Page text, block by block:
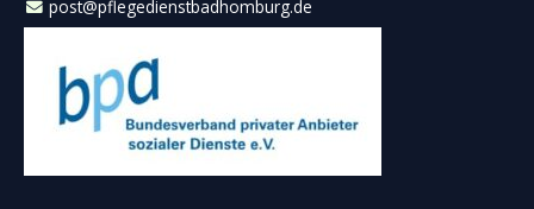
post@pflegedienstbadhomburg.de